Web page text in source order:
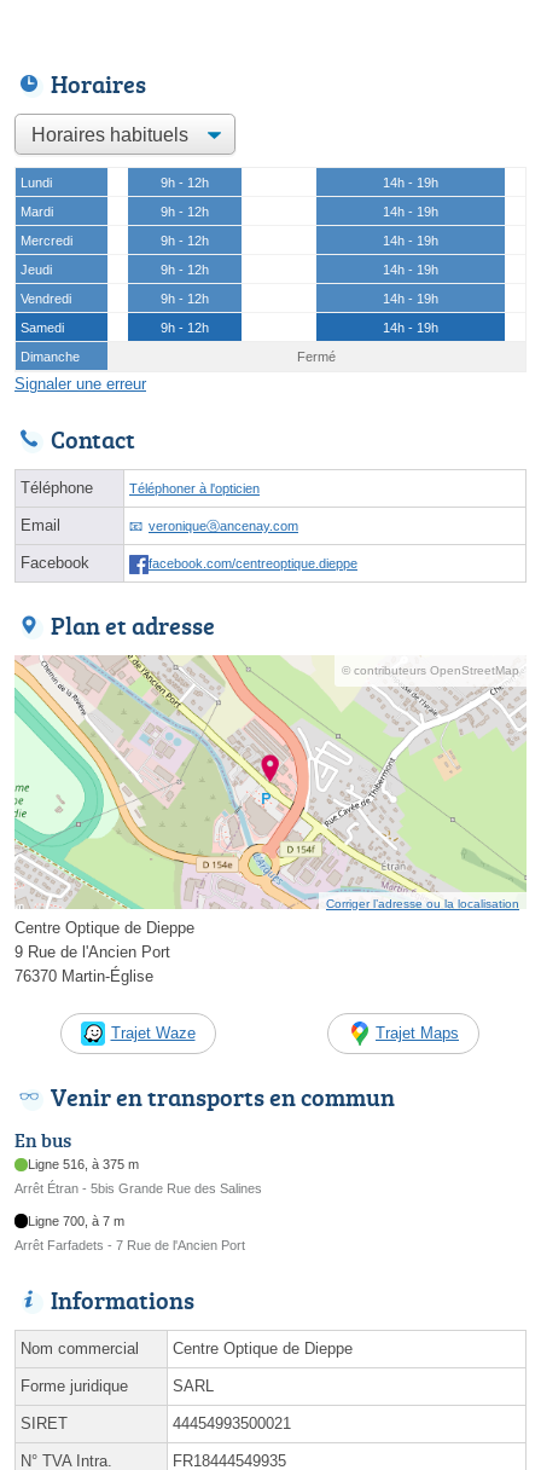
Horaires
Lundi 9h - 12h
14h - 19h
Mardi
9h - 12h
14h - 19h
Mercredi
9h - 12h
14h - 19h
Jeudi
9h - 12h
14h - 19h
Vendredi
9h - 12h
14h - 19h
Samedi
9h - 12h
14h - 19h
Dimanche
Fermé
Signaler une erreur
Contact
Téléphone Téléphoner à l'opticien
Email veroniqueⓐancenay.com
Facebook facebook.com/centreoptique.dieppe
Plan et adresse
© contributeurs OpenStreetMap
Corriger l’adresse ou la localisation
Centre Optique de Dieppe
9 Rue de l'Ancien Port
76370 Martin-Église
Trajet Waze Trajet Maps
Venir en transports en commun
En bus
Ligne 516, à 375 m
Arrêt Étran - 5bis Grande Rue des Salines
Ligne 700, à 7 m
Arrêt Farfadets - 7 Rue de l'Ancien Port
Informations
Nom commercial Centre Optique de Dieppe
Forme juridique SARL
SIRET 44454993500021
N° TVA Intra. FR18444549935